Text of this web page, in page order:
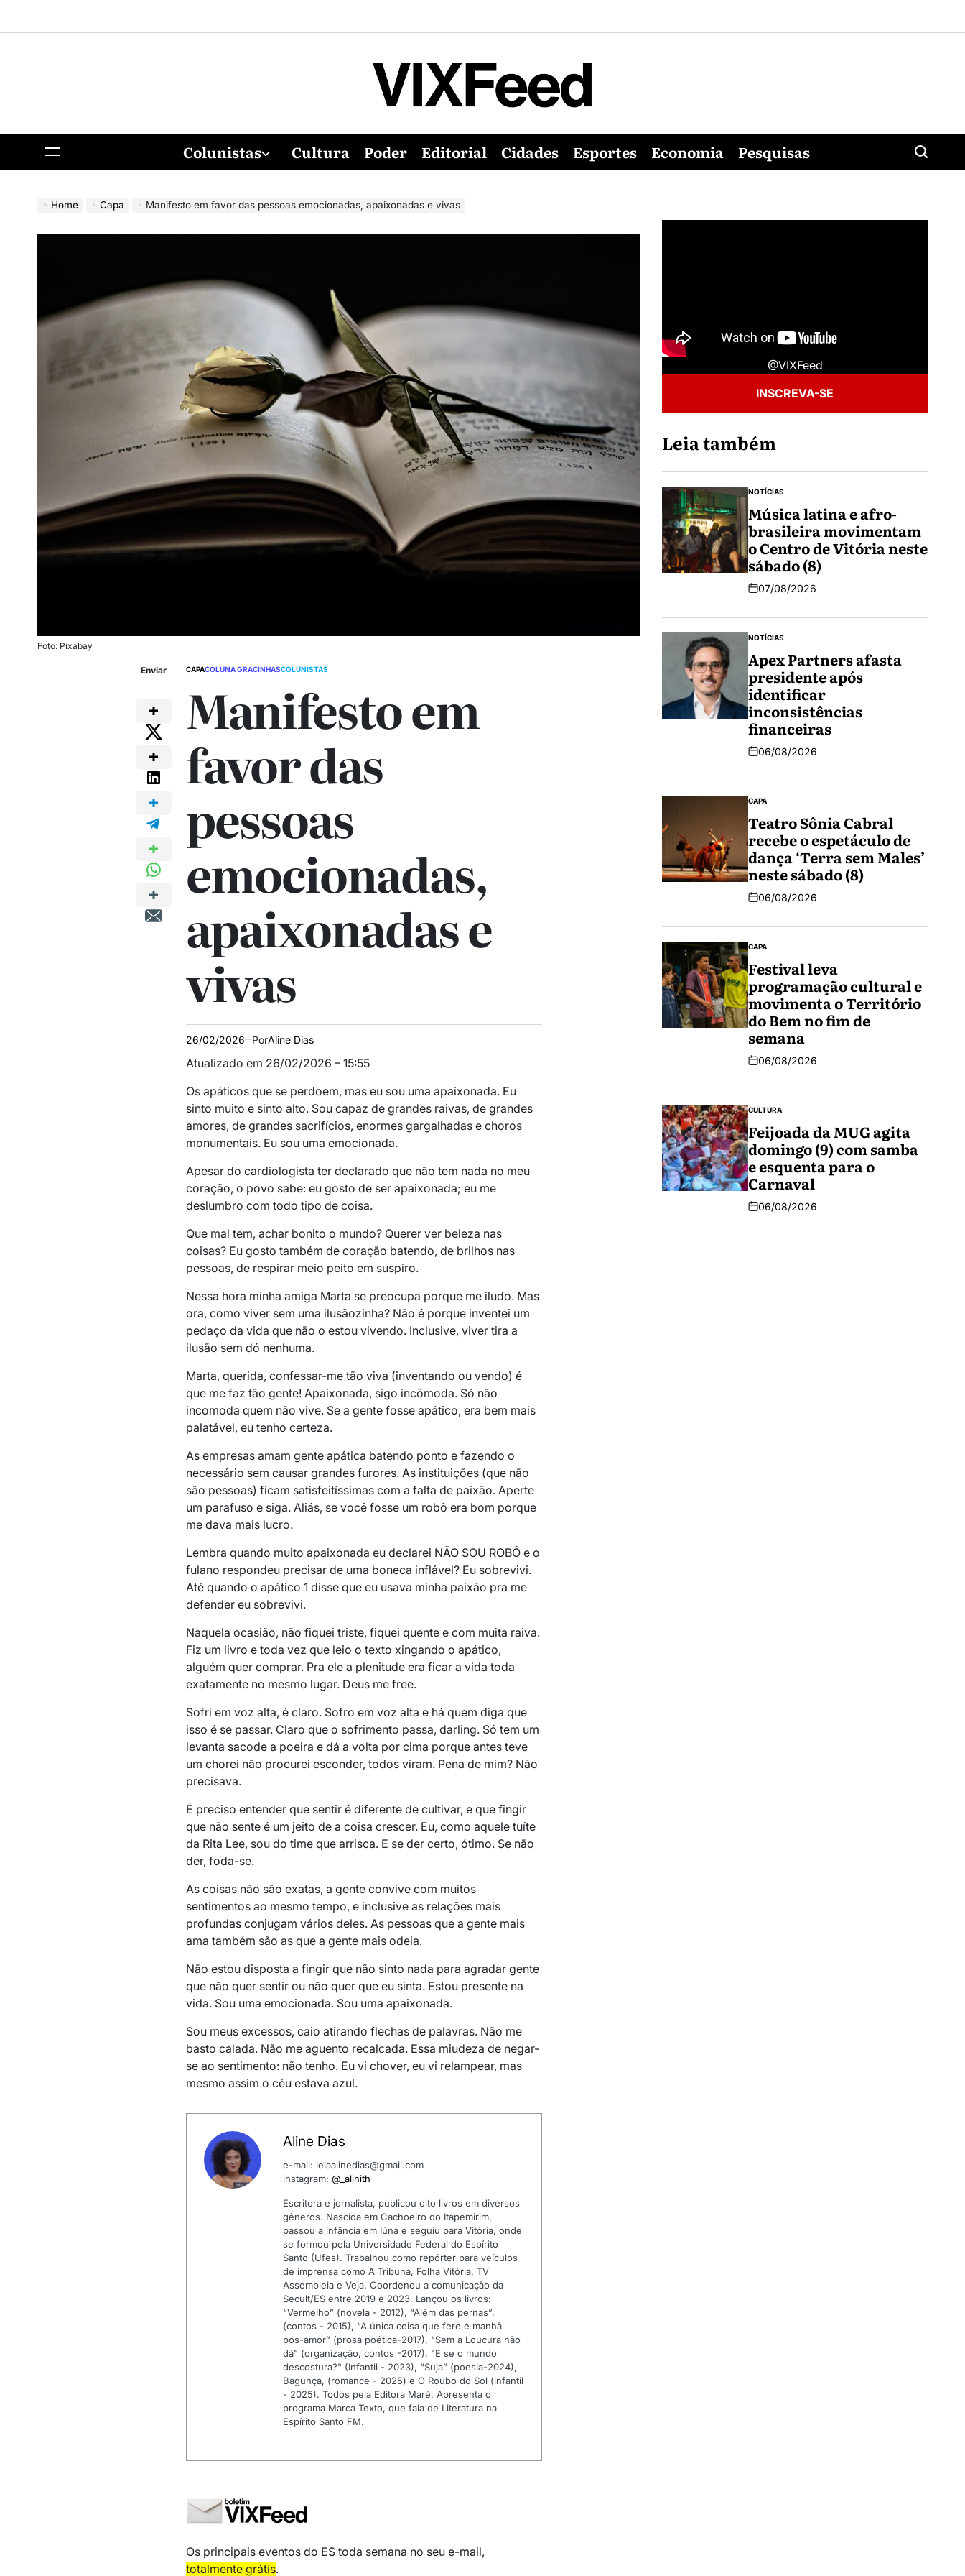
Colunistas Cultura Poder Editorial Cidades Esportes Economia Pesquisas
Home Capa Manifesto em favor das pessoas emocionadas, apaixonadas e vivas
Foto: Pixabay
Enviar CAPACOLUNA GRACINHASCOLUNISTAS
Manifesto em
favor das
pessoas
emocionadas,
apaixonadas e
vivas
26/02/2026 PorAline Dias
Atualizado em 26/02/2026 – 15:55
Os apáticos que se perdoem, mas eu sou uma apaixonada. Eu
sinto muito e sinto alto. Sou capaz de grandes raivas, de grandes
amores, de grandes sacrifícios, enormes gargalhadas e choros
monumentais. Eu sou uma emocionada.
Apesar do cardiologista ter declarado que não tem nada no meu
coração, o povo sabe: eu gosto de ser apaixonada; eu me
deslumbro com todo tipo de coisa.
Que mal tem, achar bonito o mundo? Querer ver beleza nas
coisas? Eu gosto também de coração batendo, de brilhos nas
pessoas, de respirar meio peito em suspiro.
Nessa hora minha amiga Marta se preocupa porque me iludo. Mas
ora, como viver sem uma ilusãozinha? Não é porque inventei um
pedaço da vida que não o estou vivendo. Inclusive, viver tira a
ilusão sem dó nenhuma.
Marta, querida, confessar-me tão viva (inventando ou vendo) é
que me faz tão gente! Apaixonada, sigo incômoda. Só não
incomoda quem não vive. Se a gente fosse apático, era bem mais
palatável, eu tenho certeza.
As empresas amam gente apática batendo ponto e fazendo o
necessário sem causar grandes furores. As instituições (que não
são pessoas) ficam satisfeitíssimas com a falta de paixão. Aperte
um parafuso e siga. Aliás, se você fosse um robô era bom porque
me dava mais lucro.
Lembra quando muito apaixonada eu declarei NÃO SOU ROBÔ e o
fulano respondeu precisar de uma boneca inflável? Eu sobrevivi.
Até quando o apático 1 disse que eu usava minha paixão pra me
defender eu sobrevivi.
Naquela ocasião, não fiquei triste, fiquei quente e com muita raiva.
Fiz um livro e toda vez que leio o texto xingando o apático,
alguém quer comprar. Pra ele a plenitude era ficar a vida toda
exatamente no mesmo lugar. Deus me free.
Sofri em voz alta, é claro. Sofro em voz alta e há quem diga que
isso é se passar. Claro que o sofrimento passa, darling. Só tem um
levanta sacode a poeira e dá a volta por cima porque antes teve
um chorei não procurei esconder, todos viram. Pena de mim? Não
precisava.
É preciso entender que sentir é diferente de cultivar, e que fingir
que não sente é um jeito de a coisa crescer. Eu, como aquele tuíte
da Rita Lee, sou do time que arrisca. E se der certo, ótimo. Se não
der, foda-se.
As coisas não são exatas, a gente convive com muitos
sentimentos ao mesmo tempo, e inclusive as relações mais
profundas conjugam vários deles. As pessoas que a gente mais
ama também são as que a gente mais odeia.
Não estou disposta a fingir que não sinto nada para agradar gente
que não quer sentir ou não quer que eu sinta. Estou presente na
vida. Sou uma emocionada. Sou uma apaixonada.
Sou meus excessos, caio atirando flechas de palavras. Não me
basto calada. Não me aguento recalcada. Essa miudeza de negar-
se ao sentimento: não tenho. Eu vi chover, eu vi relampear, mas
mesmo assim o céu estava azul.
Aline Dias
e-mail: leiaalinedias@gmail.com
instagram: @_alinith
Escritora e jornalista, publicou oito livros em diversos
gêneros. Nascida em Cachoeiro do Itapemirim,
passou a infância em Iúna e seguiu para Vitória, onde
se formou pela Universidade Federal do Espírito
Santo (Ufes). Trabalhou como repórter para veículos
de imprensa como A Tribuna, Folha Vitória, TV
Assembleia e Veja. Coordenou a comunicação da
Secult/ES entre 2019 e 2023. Lançou os livros:
“Vermelho” (novela - 2012), “Além das pernas”,
(contos - 2015), “A única coisa que fere é manhã
pós-amor” (prosa poética-2017), “Sem a Loucura não
dá” (organização, contos -2017), "E se o mundo
descostura?" (Infantil - 2023), “Suja” (poesia-2024),
Bagunça, (romance - 2025) e O Roubo do Sol (infantil
- 2025). Todos pela Editora Maré. Apresenta o
programa Marca Texto, que fala de Literatura na
Espírito Santo FM.
Os principais eventos do ES toda semana no seu e-mail,
totalmente grátis.
@VIXFeed
INSCREVA-SE
Leia também
NOTÍCIAS
Música latina e afro-
brasileira movimentam
o Centro de Vitória neste
sábado (8)
07/08/2026
NOTÍCIAS
Apex Partners afasta
presidente após
identificar
inconsistências
financeiras
06/08/2026
CAPA
Teatro Sônia Cabral
recebe o espetáculo de
dança ‘Terra sem Males’
neste sábado (8)
06/08/2026
CAPA
Festival leva
programação cultural e
movimenta o Território
do Bem no fim de
semana
06/08/2026
CULTURA
Feijoada da MUG agita
domingo (9) com samba
e esquenta para o
Carnaval
06/08/2026